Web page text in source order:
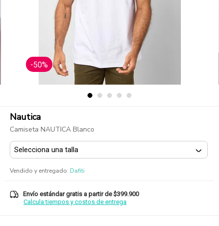
-50%
Nautica
Camiseta NAUTICA Blanco
Vendido y entregado: Dafiti
Envío estándar gratis a partir de $399.900
Calcula tiempos y costos de entrega